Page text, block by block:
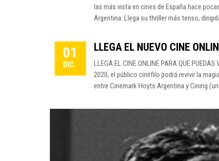
las más vista en cines de España hace
Argentina. Llega su thriller más tenso,
01
DIC
LLEGA EL NUEVO CINE
LLEGA EL CINE ONLINE PARA QUE
2020, el público cinéfilo podrá revivir la
entre Cinemark Hoyts Argentina y Cining